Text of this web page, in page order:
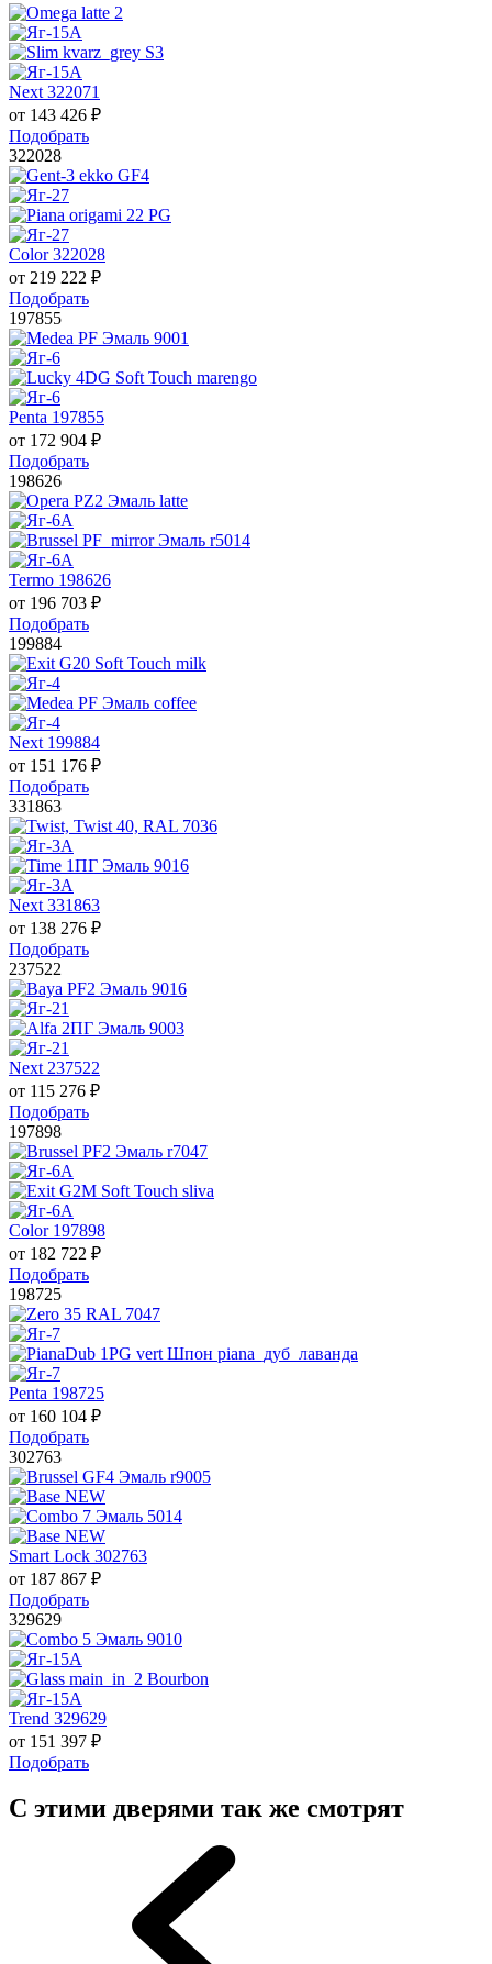
Next 322071
от 143 426 ₽
Подобрать
322028
Color 322028
от 219 222 ₽
Подобрать
197855
Penta 197855
от 172 904 ₽
Подобрать
198626
Termo 198626
от 196 703 ₽
Подобрать
199884
Next 199884
от 151 176 ₽
Подобрать
331863
Next 331863
от 138 276 ₽
Подобрать
237522
Next 237522
от 115 276 ₽
Подобрать
197898
Color 197898
от 182 722 ₽
Подобрать
198725
Penta 198725
от 160 104 ₽
Подобрать
302763
Smart Lock 302763
от 187 867 ₽
Подобрать
329629
Trend 329629
от 151 397 ₽
Подобрать
С этими дверями так же смотрят